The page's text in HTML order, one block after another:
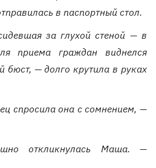
в паспортный стол.
за глухой стеной — в
приема граждан виднелся
бюст, — долго крутила в руках
спросила она с сомнением, —
откликнулась Маша. —